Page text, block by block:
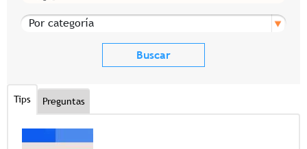
Por categoría
Tips Preguntas